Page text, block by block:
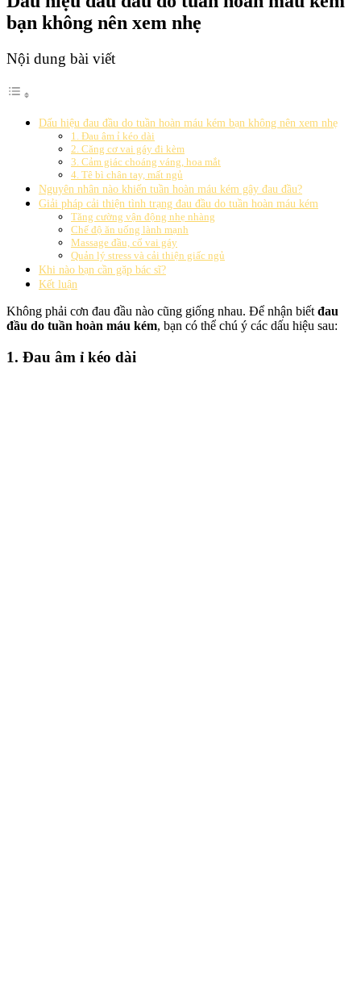
bạn không nên xem nhẹ
Nội dung bài viết
Dấu hiệu đau đầu do tuần hoàn máu kém bạn không nên xem nhẹ
1. Đau âm ỉ kéo dài
2. Căng cơ vai gáy đi kèm
3. Cảm giác choáng váng, hoa mắt
4. Tê bì chân tay, mất ngủ
Nguyên nhân nào khiến tuần hoàn máu kém gây đau đầu?
Giải pháp cải thiện tình trạng đau đầu do tuần hoàn máu kém
Tăng cường vận động nhẹ nhàng
Chế độ ăn uống lành mạnh
Massage đầu, cổ vai gáy
Quản lý stress và cải thiện giấc ngủ
Khi nào bạn cần gặp bác sĩ?
Kết luận
Không phải cơn đau đầu nào cũng giống nhau. Để nhận biết đau
đầu do tuần hoàn máu kém, bạn có thể chú ý các dấu hiệu sau:
1. Đau âm ỉ kéo dài